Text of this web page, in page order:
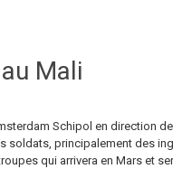
Mali
Schipol en direction
soldats, principalement des
qui arrivera en Mars et